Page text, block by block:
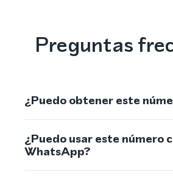
Preguntas
¿Puedo obtener este
¿Puedo usar este número
WhatsApp?